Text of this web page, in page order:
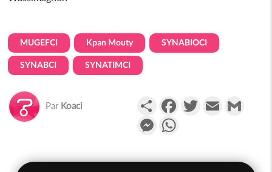
MUGEFCI Kpan Mouty SYNABIOCI
SYNABCI SYNATIMCI
Par Koaci PartagerFacebookTwitterEmail
Messenger